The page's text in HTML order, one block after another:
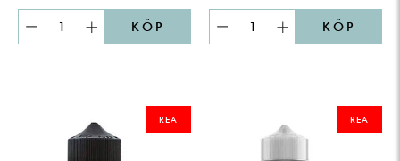
KÖP KÖP
REA
249.00 KR.
179.00 KR.
REA
249.00 KR.
179.00 KR.